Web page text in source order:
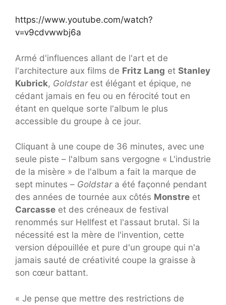
https://www.youtube.com/watch?
v=v9cdvwwbj6a
Armé d'influences allant de l'art et de
l'architecture aux films de Fritz Lang et Stanley
Kubrick, Goldstar est élégant et épique, ne
cédant jamais en feu ou en férocité tout en
étant en quelque sorte l'album le plus
accessible du groupe à ce jour.
Cliquant à une coupe de 36 minutes, avec une
seule piste – l'album sans vergogne « L'industrie
de la misère » de l'album a fait la marque de
sept minutes – Goldstar a été façonné pendant
des années de tournée aux côtés Monstre et
Carcasse et des créneaux de festival
renommés sur Hellfest et l'assaut brutal. Si la
nécessité est la mère de l'invention, cette
version dépouillée et pure d'un groupe qui n'a
jamais sauté de créativité coupe la graisse à
son cœur battant.
« Je pense que mettre des restrictions de